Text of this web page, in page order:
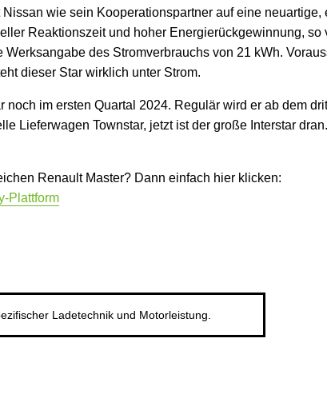
wie sein Kooperationspartner auf eine
Reaktionszeit und hoher Energierückgewinnung,
des Stromverbrauchs von 21 kWh.
dieser Star wirklich unter Strom.
noch im ersten Quartal 2024. Regulär wird er ab dem
Lieferwagen Townstar, jetzt ist der große Interstar
Renault Master? Dann einfach hier klicken:
Plattform
Ladetechnik und Motorleistung.